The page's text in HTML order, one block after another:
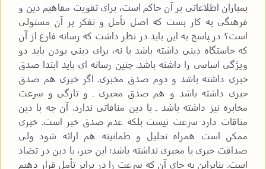
بمباران اطلاعاتی بر آن حاکم است، برای تقویت مفاهیم دین و
فرهنگی به کار بست که اصل تأمل و تفکر بر آن مستولی
است؟ در پاسخ به این باید در نظر داشت که رسانه فارغ از آن
که خاستگاه دینی داشته باشد یا نه، برای دینی بودن باید دو
ویژگی اساسی را داشته باشد. چنین رسانه ای باید ابتدا صدق
خبری داشته باشد و دوم صدق مخبری. اگر خبری هم صدق
خبری داشته باشد و هم صدق مخبری ـ و تازگی و سرعت
مخابره نیز داشته باشد ـ با دین منافاتی ندارد. آن چه با دین
مناقات دارد سرعت نیست بلکه عدم صدق خبر است. خبری
ممکن است همراه تحلیل و طمانینه هم ارائه شود ولی
صداقت خبری یا مخبری نداشته باشد؛ این خبر، با دین در تضاد
است. بنابراین به جای آن که سرعت را در برابر تأمل قرار دهیم